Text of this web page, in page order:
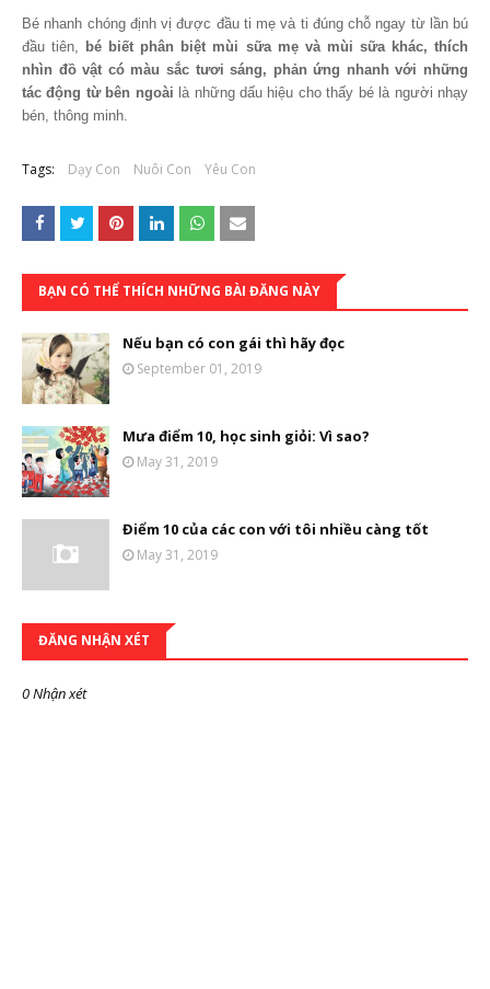
Bé nhanh chóng định vị được đầu ti mẹ và ti đúng chỗ ngay từ lần bú
đầu tiên, bé biết phân biệt mùi sữa mẹ và mùi sữa khác, thích
nhìn đồ vật có màu sắc tươi sáng, phản ứng nhanh với những
tác động từ bên ngoài là những dấu hiệu cho thấy bé là người nhạy
bén, thông minh.
Tags: Dạy Con Nuôi Con Yêu Con
BẠN CÓ THỂ THÍCH NHỮNG BÀI ĐĂNG NÀY
Nếu bạn có con gái thì hãy đọc
September 01, 2019
Mưa điểm 10, học sinh giỏi: Vì sao?
May 31, 2019
Điểm 10 của các con với tôi nhiều càng tốt
May 31, 2019
ĐĂNG NHẬN XÉT
0 Nhận xét